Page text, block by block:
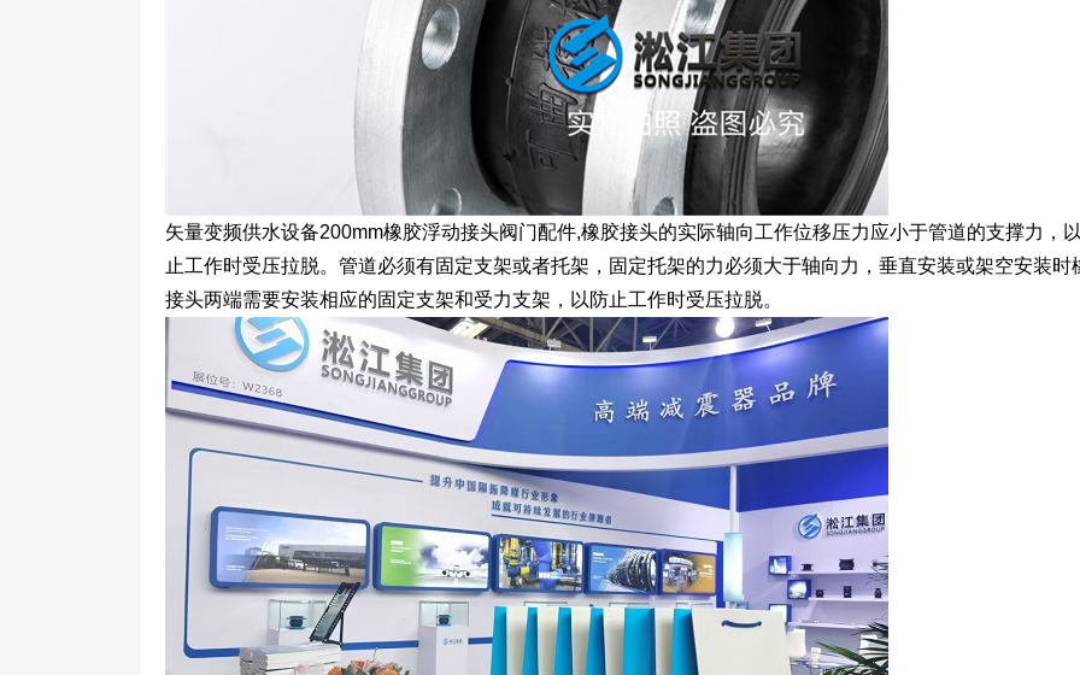
矢量变频供水设备200mm橡胶浮动接头阀门配件,橡胶接头的实际轴向工作位移压力应小于管道的支撑力，
止工作时受压拉脱。管道必须有固定支架或者托架，固定托架的力必须大于轴向力，垂直安装或架空安装时
接头两端需要安装相应的固定支架和受力支架，以防止工作时受压拉脱。